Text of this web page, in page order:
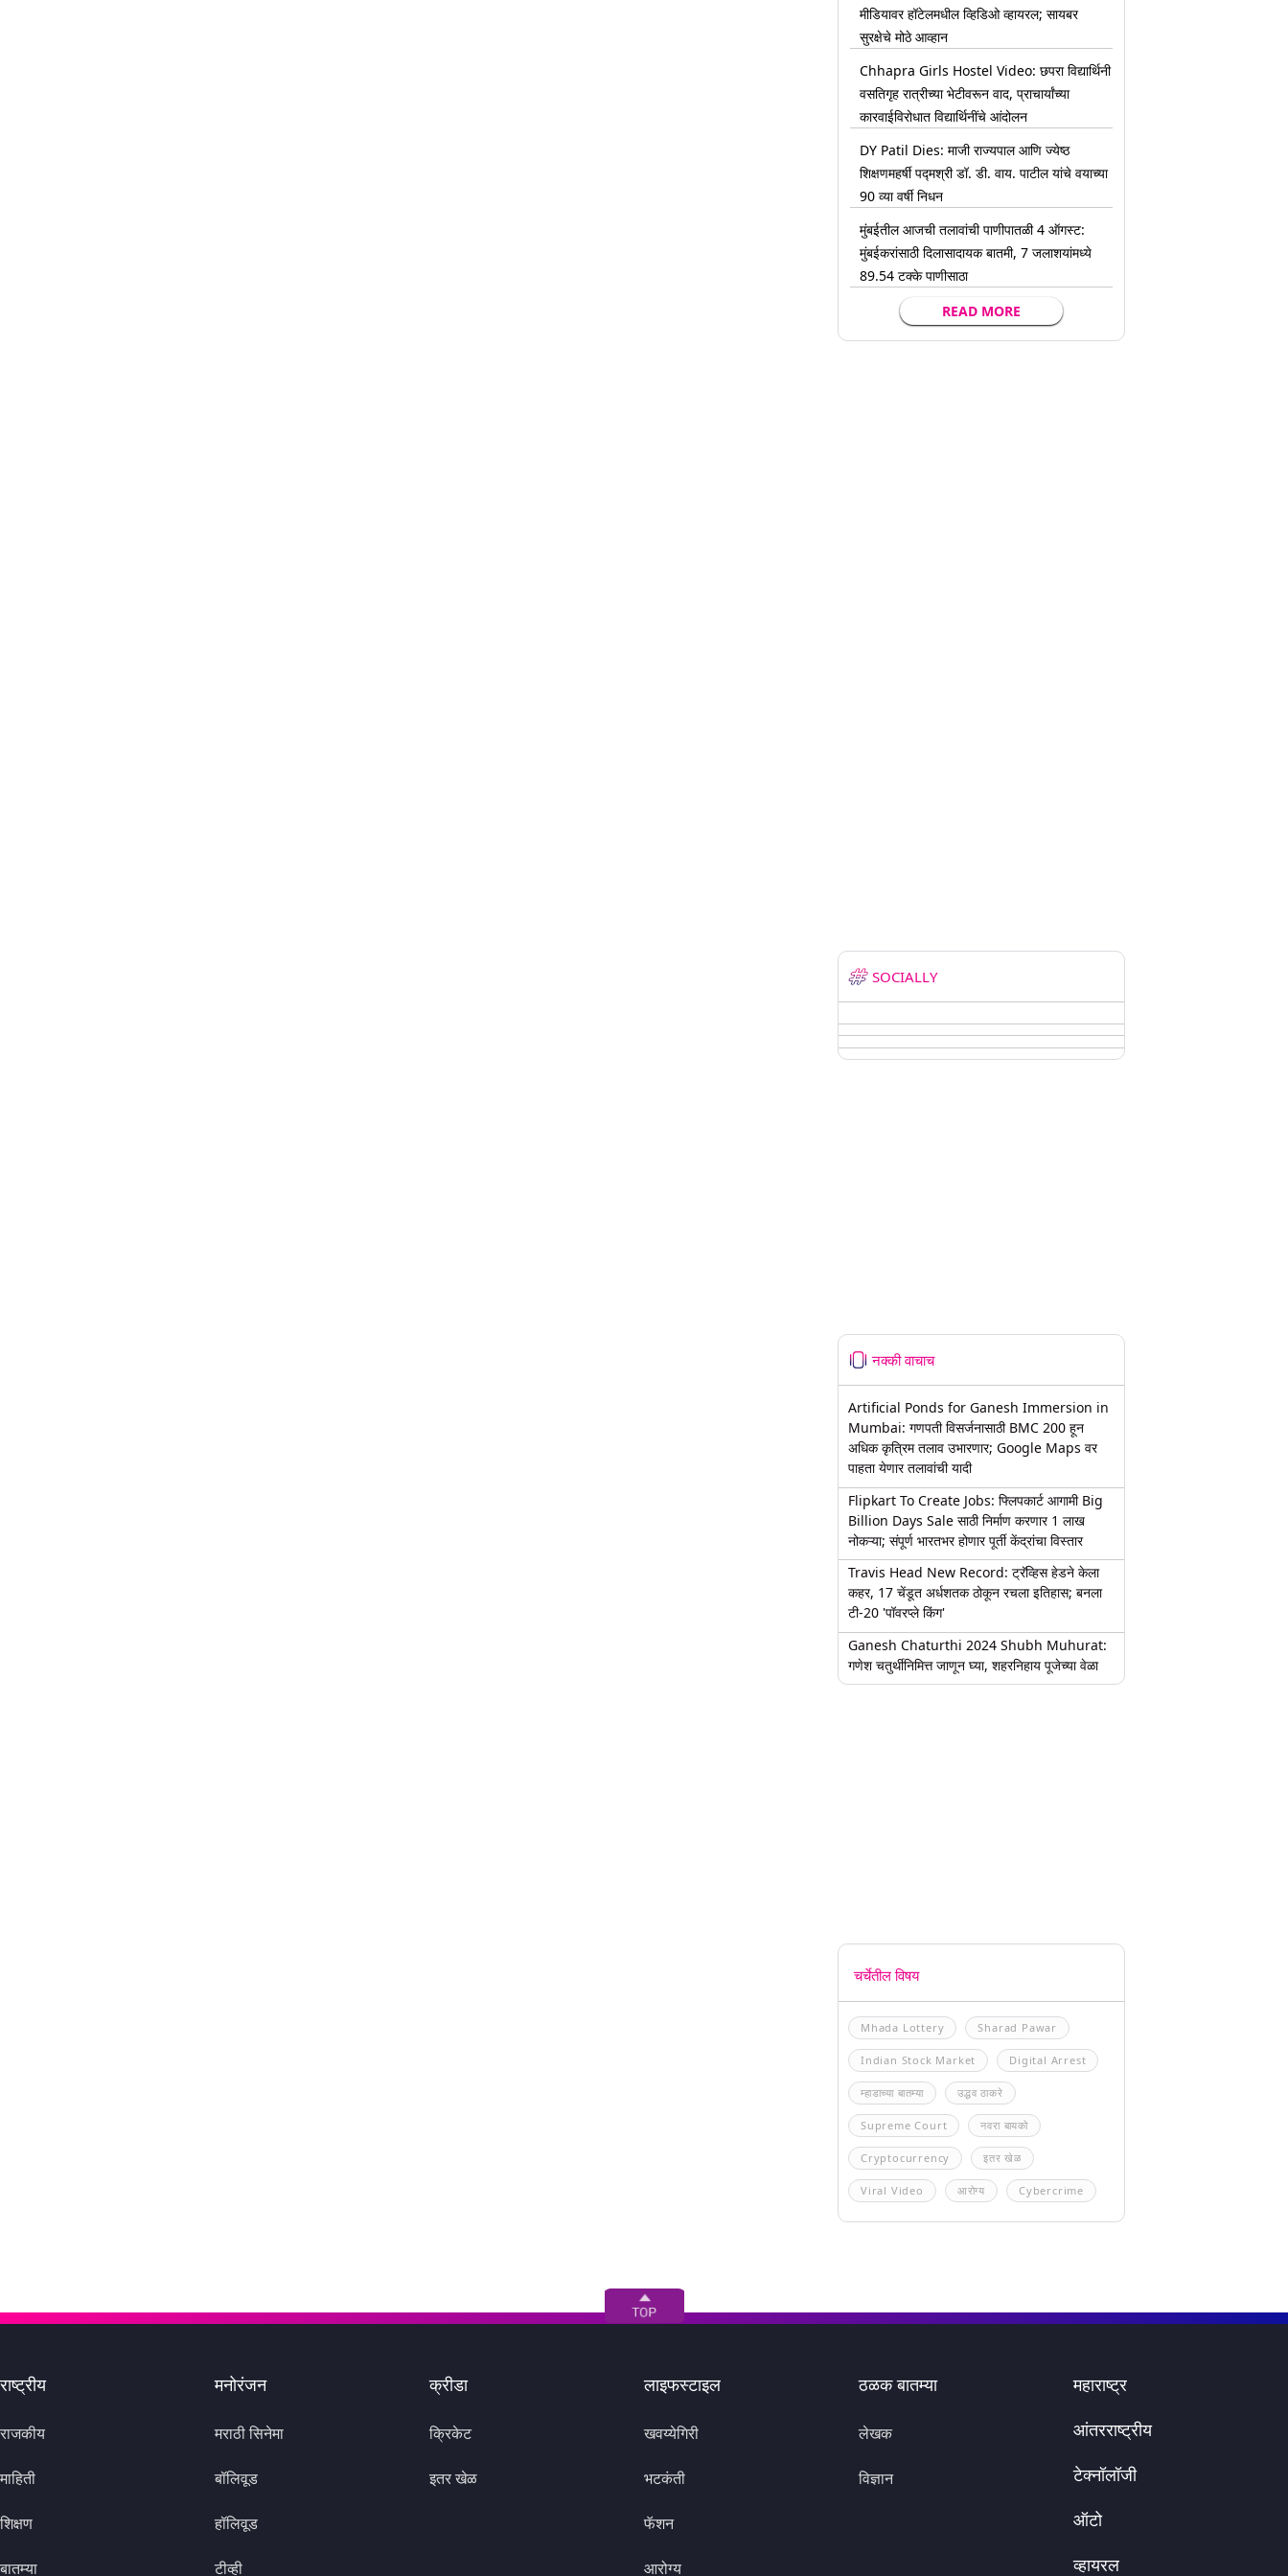
मीडियावर हॉटेलमधील व्हिडिओ व्हायरल; सायबर
सुरक्षेचे मोठे आव्हान
Chhapra Girls Hostel Video: छपरा विद्यार्थिनी
वसतिगृह रात्रीच्या भेटीवरून वाद, प्राचार्यांच्या
कारवाईविरोधात विद्यार्थिनींचे आंदोलन
DY Patil Dies: माजी राज्यपाल आणि ज्येष्ठ
शिक्षणमहर्षी पद्मश्री डॉ. डी. वाय. पाटील यांचे वयाच्या
90 व्या वर्षी निधन
मुंबईतील आजची तलावांची पाणीपातळी 4 ऑगस्ट:
मुंबईकरांसाठी दिलासादायक बातमी, 7 जलाशयांमध्ये
89.54 टक्के पाणीसाठा
READ MORE
SOCIALLY
नक्की वाचाच
Artificial Ponds for Ganesh Immersion in
Mumbai: गणपती विसर्जनासाठी BMC 200 हून
अधिक कृत्रिम तलाव उभारणार; Google Maps वर
पाहता येणार तलावांची यादी
Flipkart To Create Jobs: फ्लिपकार्ट आगामी Big
Billion Days Sale साठी निर्माण करणार 1 लाख
नोकऱ्या; संपूर्ण भारतभर होणार पूर्ती केंद्रांचा विस्तार
Travis Head New Record: ट्रॅव्हिस हेडने केला
कहर, 17 चेंडूत अर्धशतक ठोकून रचला इतिहास; बनला
टी-20 'पॉवरप्ले किंग'
Ganesh Chaturthi 2024 Shubh Muhurat:
गणेश चतुर्थीनिमित्त जाणून घ्या, शहरनिहाय पूजेच्या वेळा
चर्चेतील विषय
Mhada Lottery Sharad Pawar
Indian Stock Market Digital Arrest
म्हाडाच्या बातम्या उद्धव ठाकरे
Supreme Court नवरा बायको
Cryptocurrency इतर खेळ
Viral Video आरोग्य Cybercrime
राष्ट्रीय
राजकीय
माहिती
शिक्षण
बातम्या
मनोरंजन
मराठी सिनेमा
बॉलिवूड
हॉलिवूड
टीव्ही
क्रीडा
क्रिकेट
इतर खेळ
लाइफस्टाइल
खवय्येगिरी
भटकंती
फॅशन
आरोग्य
ठळक बातम्या
लेखक
विज्ञान
महाराष्ट्र
आंतरराष्ट्रीय
टेक्नॉलॉजी
ऑटो
व्हायरल